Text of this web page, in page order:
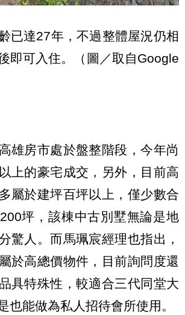
已達27年，不過整體屋況仍相
即可入住。（圖／取自Google
雄房市處於盤整階段，今年尚
上的豪宅成交，另外，目前高
屬於建坪百坪以上，僅少數合
坪，該棟中古別墅無論是地
驚人。而馬珮宸經理也指出，
於高總價物件，目前詢問度還
具特殊性，較適合三代同堂大
也能做為私人招待會所使用。